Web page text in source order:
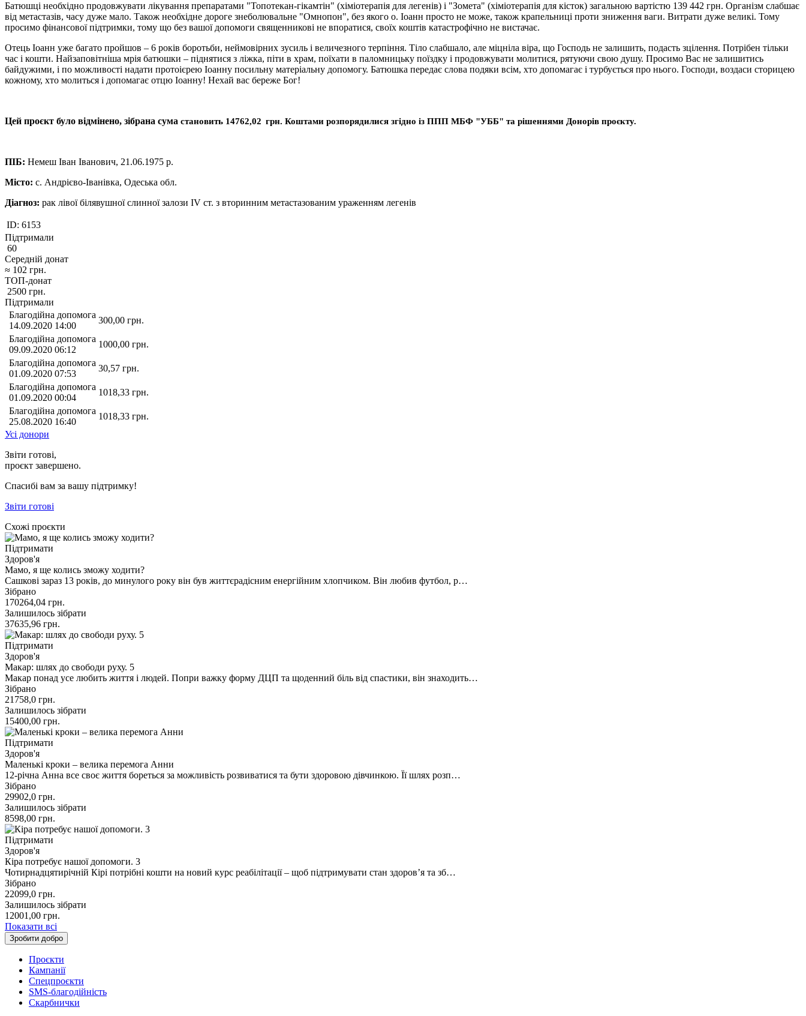
Батюшці необхідно продовжувати лікування препаратами "Топотекан-гікамтін" (хіміотерапія для легенів) і "Зомета" (хіміотерапія для кісток) загальною вартістю 139 442 грн. Організм слабшає
від метастазів, часу дуже мало. Також необхідне дороге знеболювальне "Омнопон", без якого о. Іоанн просто не може, також крапельниці проти зниження ваги. Витрати дуже великі. Тому
просимо фінансової підтримки, тому що без вашої допомоги священникові не впоратися, своїх коштів катастрофічно не вистачає.
Отець Іоанн уже багато пройшов – 6 років боротьби, неймовірних зусиль і величезного терпіння. Тіло слабшало, але міцніла віра, що Господь не залишить, подасть зцілення. Потрібен тільки
час і кошти. Найзаповітніша мрія батюшки – піднятися з ліжка, піти в храм, поїхати в паломницьку поїздку і продовжувати молитися, рятуючи свою душу. Просимо Вас не залишитись
байдужими, і по можливості надати протоієрею Іоанну посильну матеріальну допомогу. Батюшка передає слова подяки всім, хто допомагає і турбується про нього. Господи, воздаси сторицею
кожному, хто молиться і допомагає отцю Іоанну! Нехай вас береже Бог!
Цей проєкт було відмінено, зібрана сума становить 14762,02 грн. Коштами розпорядилися згідно із ППП МБФ "УББ" та рішеннями Донорів проєкту.
ПІБ: Немеш Іван Іванович, 21.06.1975 р.
Місто: с. Андрієво-Іванівка, Одеська обл.
Діагноз: рак лівої білявушної слинної залози IV ст. з вторинним метастазованим ураженням легенів
ID: 6153
Підтримали
60
Середній донат
≈ 102 грн.
ТОП-донат
2500 грн.
Підтримали
Благодійна допомога
14.09.2020 14:00
300,00 грн.
Благодійна допомога
09.09.2020 06:12
1000,00 грн.
Благодійна допомога
01.09.2020 07:53
30,57 грн.
Благодійна допомога
01.09.2020 00:04
1018,33 грн.
Благодійна допомога
25.08.2020 16:40
1018,33 грн.
Усі донори
Звіти готові,
проєкт завершено.
Спасибі вам за вашу підтримку!
Звіти готові
Схожі проєкти
Підтримати
Здоров'я
Мамо, я ще колись зможу ходити?
Сашкові зараз 13 років, до минулого року він був життєрадісним енергійним хлопчиком. Він любив футбол, р…
Зібрано
170264,04 грн.
Залишилось зібрати
37635,96 грн.
Підтримати
Здоров'я
Макар: шлях до свободи руху. 5
Макар понад усе любить життя і людей. Попри важку форму ДЦП та щоденний біль від спастики, він знаходить…
Зібрано
21758,0 грн.
Залишилось зібрати
15400,00 грн.
Підтримати
Здоров'я
Маленькі кроки – велика перемога Анни
12-річна Анна все своє життя бореться за можливість розвиватися та бути здоровою дівчинкою. Її шлях розп…
Зібрано
29902,0 грн.
Залишилось зібрати
8598,00 грн.
Підтримати
Здоров'я
Кіра потребує нашої допомоги. 3
Чотирнадцятирічній Кірі потрібні кошти на новий курс реабілітації – щоб підтримувати стан здоровʼя та зб…
Зібрано
22099,0 грн.
Залишилось зібрати
12001,00 грн.
Показати всі
Зробити добро
Проєкти
Кампанії
Спецпроєкти
SMS-благодійність
Скарбнички